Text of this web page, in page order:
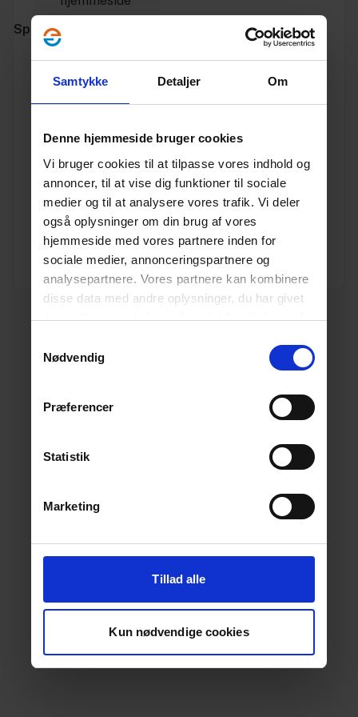
Samtykke Detaljer Om
Denne hjemmeside bruger cookies
Vi bruger cookies til at tilpasse vores indhold og
annoncer, til at vise dig funktioner til sociale
medier og til at analysere vores trafik. Vi deler
også oplysninger om din brug af vores
hjemmeside med vores partnere inden for
sociale medier, annonceringspartnere og
analysepartnere. Vores partnere kan kombinere
disse data med andre oplysninger, du har givet
dem, eller som de har indsamlet fra din brug af
Nødvendig
Præferencer
Statistik
Marketing
Tillad alle
Kun nødvendige cookies
Specifikationer
Varenummer 10197374
Materiale PP
Dimension 315
ProducentPipelife